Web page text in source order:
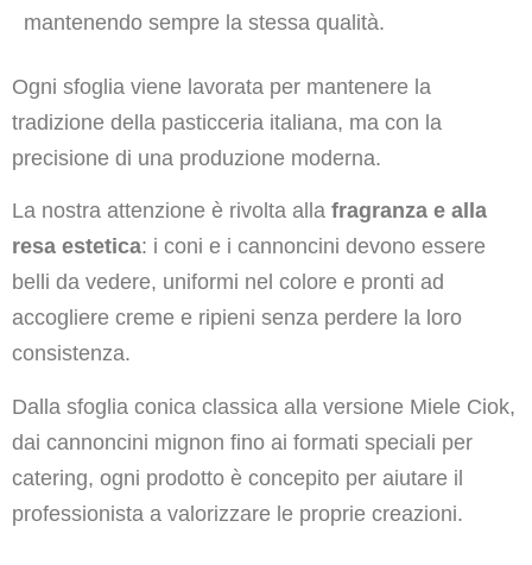
mantenendo sempre la stessa qualità.
Ogni sfoglia viene lavorata per mantenere la
tradizione della pasticceria italiana, ma con la
precisione di una produzione moderna.
La nostra attenzione è rivolta alla fragranza e alla
resa estetica: i coni e i cannoncini devono essere
belli da vedere, uniformi nel colore e pronti ad
accogliere creme e ripieni senza perdere la loro
consistenza.
Dalla sfoglia conica classica alla versione Miele Ciok,
dai cannoncini mignon fino ai formati speciali per
catering, ogni prodotto è concepito per aiutare il
professionista a valorizzare le proprie creazioni.